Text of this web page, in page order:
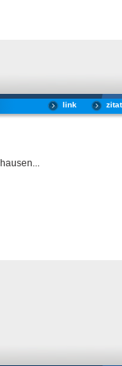
zitat
link